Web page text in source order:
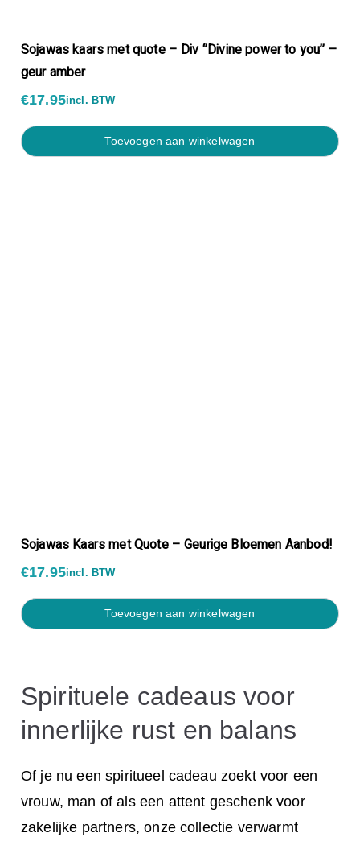
Sojawas kaars met quote – Div ‘’Divine power to you’’ –
geur amber
€17.95incl. BTW
toevoegen aan winkelwagen
Sojawas Kaars met Quote – Geurige Bloemen Aanbod!
€17.95incl. BTW
toevoegen aan winkelwagen
Spirituele cadeaus voor
innerlijke rust en balans
Of je nu een spiritueel cadeau zoekt voor een
vrouw, man of als een attent geschenk voor
zakelijke partners, onze collectie verwarmt